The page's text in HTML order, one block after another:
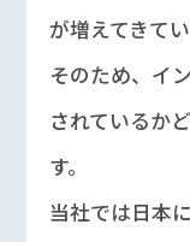
が増えてきてい
そのため、イ
されているか
す。
当社では日本